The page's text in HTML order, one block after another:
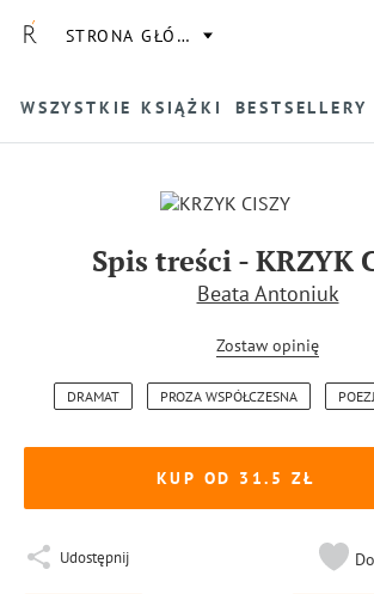
STRONA GŁÓWNA
WSZYSTKIE KSIĄŻKI BESTSELLERY
Spis treści-KRZYK
Beata Antoniuk
Zostaw opinię
DRAMAT PROZA WSPÓŁCZESNA
KUP OD 31.5
Udostępnij